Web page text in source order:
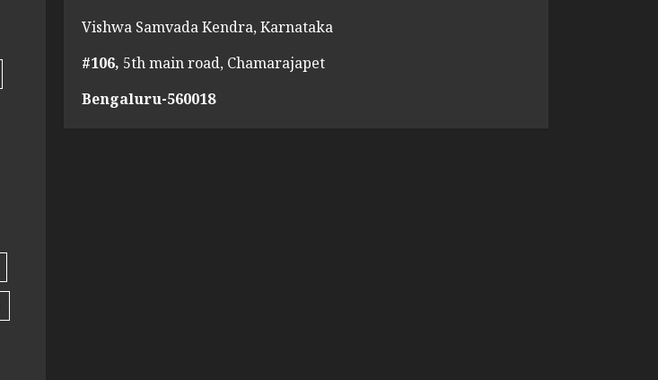
Vishwa Samvada Kendra, Karnataka
#106, 5th main road, Chamarajapet
Bengaluru-560018